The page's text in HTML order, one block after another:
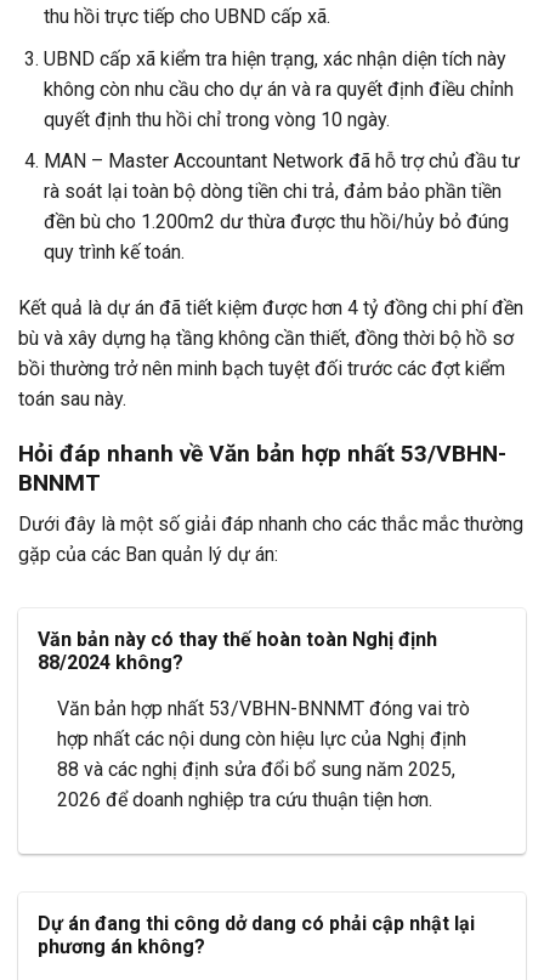
thu hồi trực tiếp cho UBND cấp xã.
UBND cấp xã kiểm tra hiện trạng, xác nhận diện tích này
không còn nhu cầu cho dự án và ra quyết định điều chỉnh
quyết định thu hồi chỉ trong vòng 10 ngày.
MAN – Master Accountant Network đã hỗ trợ chủ đầu tư
rà soát lại toàn bộ dòng tiền chi trả, đảm bảo phần tiền
đền bù cho 1.200m2 dư thừa được thu hồi/hủy bỏ đúng
quy trình kế toán.
Kết quả là dự án đã tiết kiệm được hơn 4 tỷ đồng chi phí đền
bù và xây dựng hạ tầng không cần thiết, đồng thời bộ hồ sơ
bồi thường trở nên minh bạch tuyệt đối trước các đợt kiểm
toán sau này.
Hỏi đáp nhanh về Văn bản hợp nhất 53/VBHN-
BNNMT
Dưới đây là một số giải đáp nhanh cho các thắc mắc thường
gặp của các Ban quản lý dự án:
Văn bản này có thay thế hoàn toàn Nghị định
88/2024 không?
Văn bản hợp nhất 53/VBHN-BNNMT đóng vai trò
hợp nhất các nội dung còn hiệu lực của Nghị định
88 và các nghị định sửa đổi bổ sung năm 2025,
2026 để doanh nghiệp tra cứu thuận tiện hơn.
Dự án đang thi công dở dang có phải cập nhật lại
phương án không?